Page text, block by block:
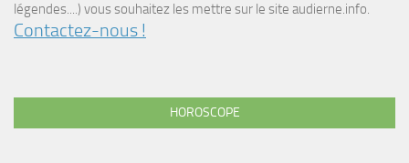
légendes....) vous souhaitez les mettre sur le site audierne.info.
Contactez-nous !
HOROSCOPE